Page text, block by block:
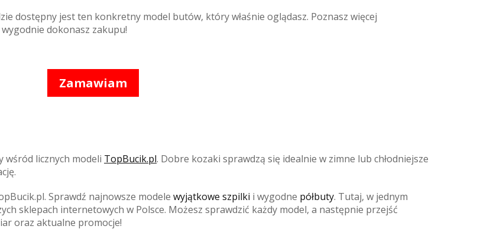
dostępny jest ten konkretny model butów, który właśnie oglądasz. Poznasz więcej
dokonasz zakupu!
Zamawiam
licznych modeli TopBucik.pl. Dobre kozaki sprawdzą się idealnie w zimne lub chłodniejsze
Sprawdź najnowsze modele wyjątkowe szpilki i wygodne półbuty. Tutaj, w jednym
sklepach internetowych w Polsce. Możesz sprawdzić każdy model, a następnie przejść
oraz aktualne promocje!